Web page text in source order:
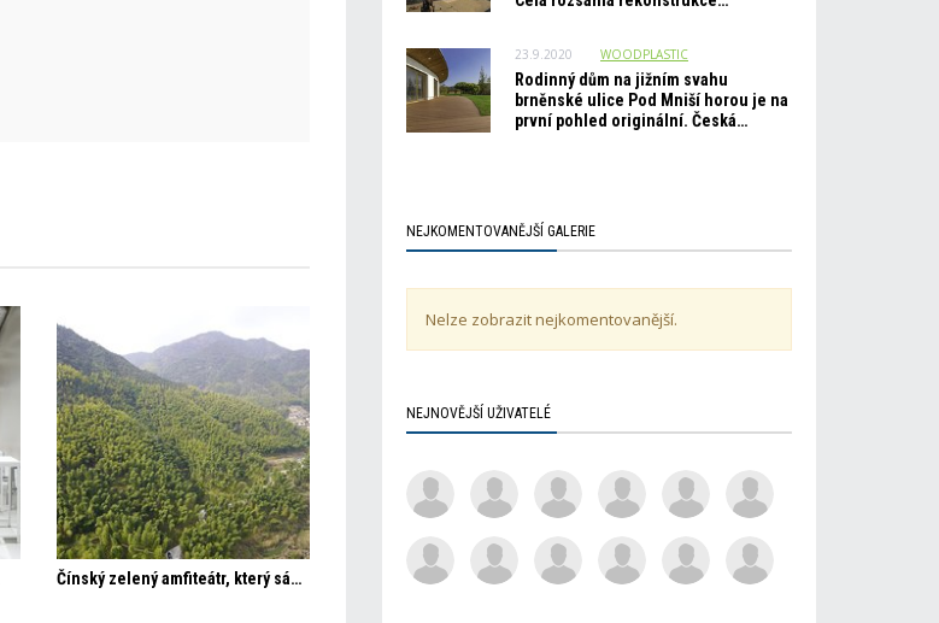
Čínský zelený amfiteátr, který sám zvolna roste
23.9.2020 WOODPLASTIC
Rodinný dům na jižním svahu
brněnské ulice Pod Mniší horou je na
první pohled originální. Česká…
NEJKOMENTOVANĚJŠÍ GALERIE
Nelze zobrazit nejkomentovanější.
NEJNOVĚJŠÍ UŽIVATELÉ